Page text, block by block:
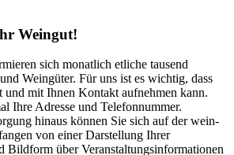
Weingut!
sich monatlich etliche tausend
Weingüter. Für uns ist es wichtig, dass
und mit Ihnen Kontakt aufnehmen kann.
Ihre Adresse und Telefonnummer.
hinaus können Sie sich auf der wein-
von einer Darstellung Ihrer
Bildform über Veranstaltungsinformationen